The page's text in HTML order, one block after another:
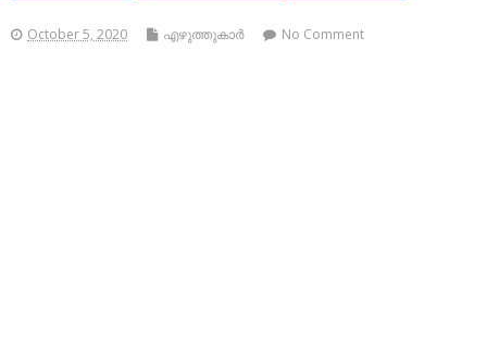
October 5, 2020 എഴുത്തുകാര്‍ No Comment